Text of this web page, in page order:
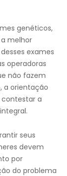
genéticos,
melhor
exames
operadoras
não fazem
a orientação
a
seus
devem
por
do problema